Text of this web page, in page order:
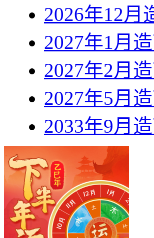
2026年12月
2027年1月
2027年2月
2027年5月
2033年9月